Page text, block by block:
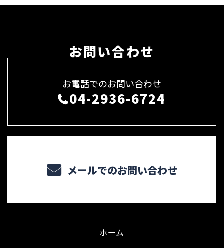
お問い合わせ
お電話でのお問い合わせ
04-2936-6724
メールでのお問い合わせ
ホーム